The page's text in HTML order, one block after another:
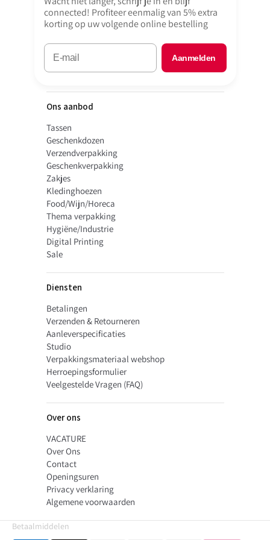
connected! Profiteer eenmalig van 5% extra
korting op uw volgende online bestelling
Aanmelden
Ons aanbod
Tassen
Geschenkdozen
Verzendverpakking
Geschenkverpakking
Zakjes
Kledinghoezen
Food/Wijn/Horeca
Thema verpakking
Hygiëne/Industrie
Digital Printing
Sale
Diensten
Betalingen
Verzenden & Retourneren
Aanleverspecificaties
Studio
Verpakkingsmateriaal webshop
Herroepingsformulier
Veelgestelde Vragen (FAQ)
Over ons
VACATURE
Over Ons
Contact
Openingsuren
Privacy verklaring
Algemene voorwaarden
Betaalmiddelen